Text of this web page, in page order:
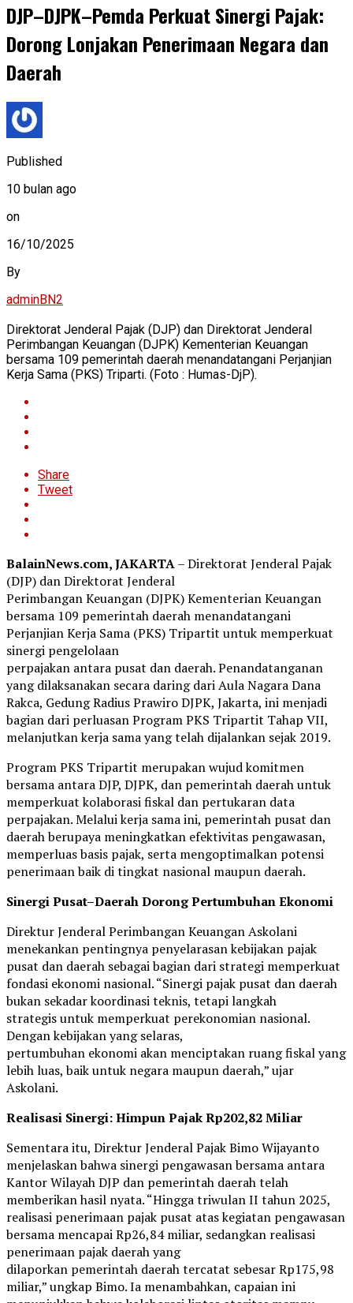
DJP–DJPK–Pemda Perkuat Sinergi Pajak:
Dorong Lonjakan Penerimaan Negara dan
Daerah
Published
10 bulan ago
on
16/10/2025
By
adminBN2
Direktorat Jenderal Pajak (DJP) dan Direktorat Jenderal
Perimbangan Keuangan (DJPK) Kementerian Keuangan
bersama 109 pemerintah daerah menandatangani Perjanjian
Kerja Sama (PKS) Triparti. (Foto : Humas-DjP).
Share
Tweet
BalainNews.com, JAKARTA– Direktorat Jenderal Pajak
(DJP) dan Direktorat Jenderal
Perimbangan Keuangan (DJPK) Kementerian Keuangan
bersama 109 pemerintah daerah menandatangani
Perjanjian Kerja Sama (PKS) Tripartit untuk memperkuat
sinergi pengelolaan
perpajakan antara pusat dan daerah. Penandatanganan
yang dilaksanakan secara daring dari Aula Nagara Dana
Rakca, Gedung Radius Prawiro DJPK, Jakarta, ini menjadi
bagian dari perluasan Program PKS Tripartit Tahap VII,
melanjutkan kerja sama yang telah dijalankan sejak 2019.
Program PKS Tripartit merupakan wujud komitmen
bersama antara DJP, DJPK, dan pemerintah daerah untuk
memperkuat kolaborasi fiskal dan pertukaran data
perpajakan. Melalui kerja sama ini, pemerintah pusat dan
daerah berupaya meningkatkan efektivitas pengawasan,
memperluas basis pajak, serta mengoptimalkan potensi
penerimaan baik di tingkat nasional maupun daerah.
Sinergi Pusat–Daerah Dorong Pertumbuhan Ekonomi
Direktur Jenderal Perimbangan Keuangan Askolani
menekankan pentingnya penyelarasan kebijakan pajak
pusat dan daerah sebagai bagian dari strategi memperkuat
fondasi ekonomi nasional. “Sinergi pajak pusat dan daerah
bukan sekadar koordinasi teknis, tetapi langkah
strategis untuk memperkuat perekonomian nasional.
Dengan kebijakan yang selaras,
pertumbuhan ekonomi akan menciptakan ruang fiskal yang
lebih luas, baik untuk negara maupun daerah,” ujar
Askolani.
Realisasi Sinergi: Himpun Pajak Rp202,82 Miliar
Sementara itu, Direktur Jenderal Pajak Bimo Wijayanto
menjelaskan bahwa sinergi pengawasan bersama antara
Kantor Wilayah DJP dan pemerintah daerah telah
memberikan hasil nyata. “Hingga triwulan II tahun 2025,
realisasi penerimaan pajak pusat atas kegiatan pengawasan
bersama mencapai Rp26,84 miliar, sedangkan realisasi
penerimaan pajak daerah yang
dilaporkan pemerintah daerah tercatat sebesar Rp175,98
miliar,” ungkap Bimo. Ia menambahkan, capaian ini